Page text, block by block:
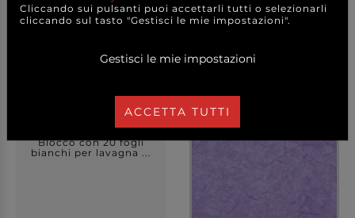
a partire da 3,00 €
DETTAGLI
a partire da10,10 €
DETTAGLI
Blocco con 20 fogli
bianchi per lavagna ...
Cliccando sui pulsanti puoi accettarli tutti o selezionarli
cliccando sul tasto "Gestisci le mie impostazioni".
Gestisci le mie impostazioni
ACCETTA TUTTI